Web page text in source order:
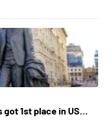
got 1st place in US…